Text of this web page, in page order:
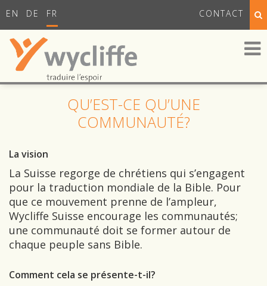
EN DE FR CONTACT
QU’EST-CE QU’UNE
COMMUNAUTÉ?
La vision
La Suisse regorge de chrétiens qui s’engagent
pour la traduction mondiale de la Bible. Pour
que ce mouvement prenne de l’ampleur,
Wycliffe Suisse encourage les communautés;
une communauté doit se former autour de
chaque peuple sans Bible.
Comment cela se présente-t-il?